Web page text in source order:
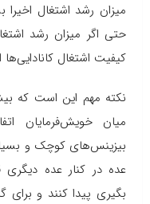
میزان رشد اشتغال
حتی اگر میزان رشد
کیفیت اشتغال
نکته مهم این است که
میان خویش‌فرمایان
بیزینس‌های کوچک و
عده در کنار عده دیگری
بگیری پیدا کنند و